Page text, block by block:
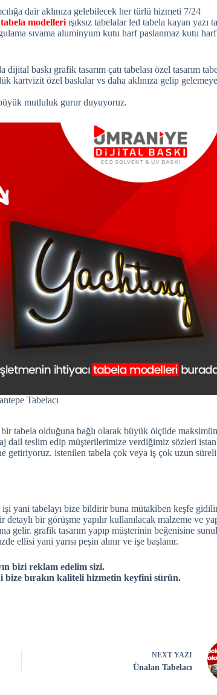
dair aklınıza gelebilecek her türlü hizmeti 7/24
tabela modelleri ışıksız tabelalar led tabela kayan yazı
sıvama aluminyum kutu harf paslanmaz kutu
baskı grafik tasarım çatı tabelası özel tasarım
kartvizit özel baskılar vs daha aklınıza gelip
mutluluk gurur duyuyoruz.
Tabelacı
tabela olduğuna bağlı olarak büyük ölçüde
dail teslim edip müşterilerimize verdiğimiz sözleri
getiriyoruz. istenilen tabela çok veya iş çok uzun
yani tabelayı bize bildirir buna mütakiben keşfe
bir görüşme yapılır kullanılacak malzeme ve
gelir. grafik tasarım yapıp müşterinin beğenisine
ellisi yani yarısı peşin alınır ve işe başlanır.
bizi reklam edelim sizi.
bize bırakın kaliteli hizmetin keyfini sürün.
NEXT YAZI
Ünalan Tabelacı